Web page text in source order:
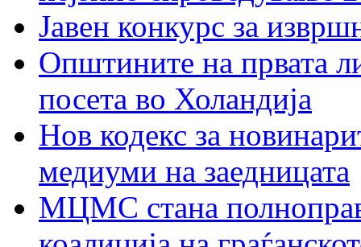
Јавен конкурс за
Општините на првата
посета во Холандија
Нов кодекс за
медиуми на заедницата
МЦМС стана